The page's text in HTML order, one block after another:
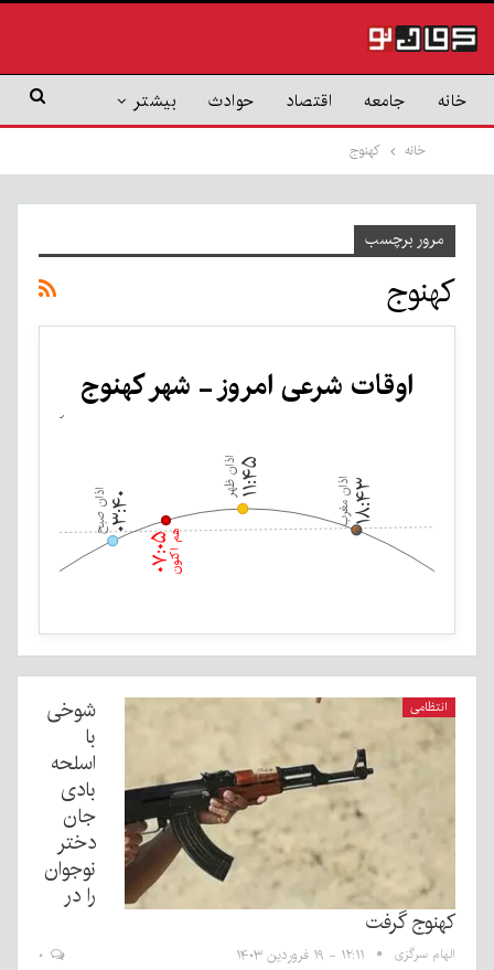
خانه جامعه اقتصاد حوادث بیشتر
خانه کهنوج
مرور برچسب
کهنوج
اوقات شرعی امروز - شهر کهنوج
۰۳:۴۰اذان صبح
۰۷:۰۵
هم اکنون
۱۱:۴۵اذان ظهر
۱۸:۴۳اذان مغرب
۰۰:۰۰
عنوان
انتظامی
شوخی
با
اسلحه
بادی
جان
دختر
نوجوان
را در
کهنوج گرفت
الهام سرگزی ۱۲:۱۱ - ۱۹ فروردین ۱۴۰۳